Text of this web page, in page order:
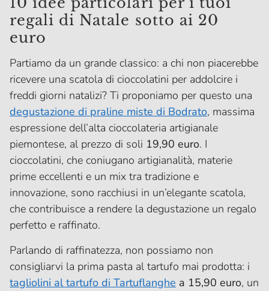
regali di Natale sotto ai 20
euro
Partiamo da un grande classico: a chi non piacerebbe
ricevere una scatola di cioccolatini per addolcire i
freddi giorni natalizi? Ti proponiamo per questo una
degustazione di praline miste di Bodrato, massima
espressione dell’alta cioccolateria artigianale
piemontese, al prezzo di soli 19,90 euro. I
cioccolatini, che coniugano artigianalità, materie
prime eccellenti e un mix tra tradizione e
innovazione, sono racchiusi in un’elegante scatola,
che contribuisce a rendere la degustazione un regalo
perfetto e raffinato.
Parlando di raffinatezza, non possiamo non
consigliarvi la prima pasta al tartufo mai prodotta: i
tagliolini al tartufo di Tartuflanghe a 15,90 euro, un